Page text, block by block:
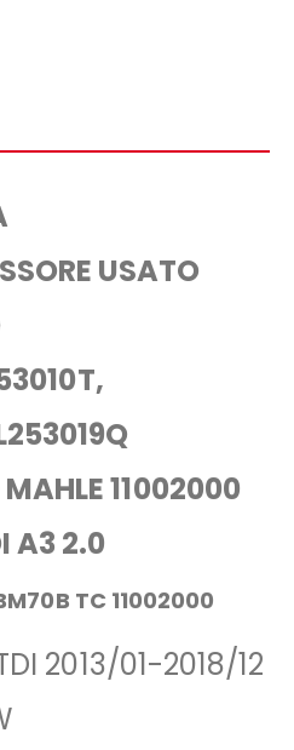
USATO
11002000
A3 2.0
TC 11002000
2013/01-2018/12